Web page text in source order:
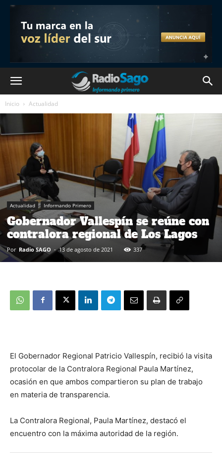
Inicio Actualidad
Actualidad Informando Primero
Gobernador Vallespín se reúne con
contralora regional de Los Lagos
Por Radio SAGO - 13 de agosto de 2021 337
El Gobernador Regional Patricio Vallespín, recibió la visita
protocolar de la Contralora Regional Paula Martínez,
ocasión en que ambos compartieron su plan de trabajo
en materia de transparencia.
La Contralora Regional, Paula Martínez, destacó el
encuentro con la máxima autoridad de la región.